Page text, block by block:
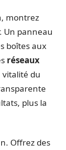
montrez
Un panneau
boîtes aux
réseaux
du
plus la
Offrez des